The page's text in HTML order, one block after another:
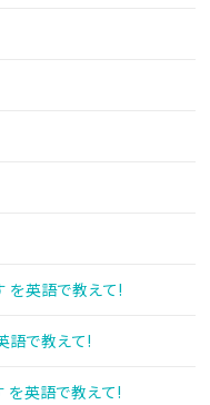
を英語で教えて!
語で教えて!
を英語で教えて!